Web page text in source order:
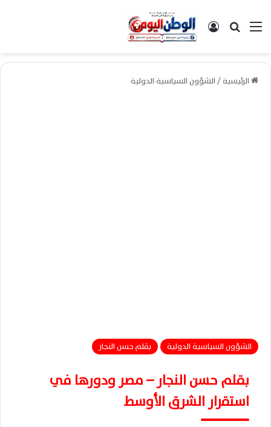
القائمةبحث عن تسجيل الدخول
الرئيسية/الشؤون السياسية الدولية
الشؤون السياسية الدولية بقلم حسن النجار
بقلم حسن النجار – مصر ودورها في
استقرار الشرق الأوسط